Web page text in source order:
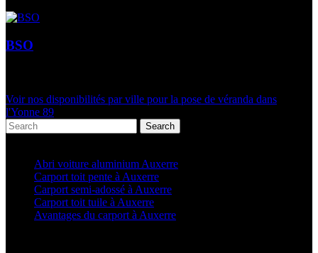
BSO
Voir nos disponibilités par ville pour la pose de véranda dans
l'Yonne 89
Search
Abri voiture aluminium Auxerre
Carport toit pente à Auxerre
Carport semi-adossé à Auxerre
Carport toit tuile à Auxerre
Avantages du carport à Auxerre